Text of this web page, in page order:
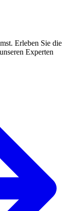
Erleben Sie die
Experten